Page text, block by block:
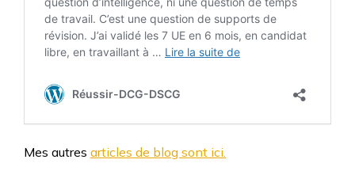
Mes autres articles de blog sont ici.